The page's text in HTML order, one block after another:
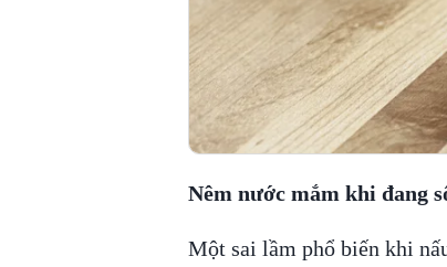
Nêm nước mắm khi đang
Một sai lầm phổ biến khi